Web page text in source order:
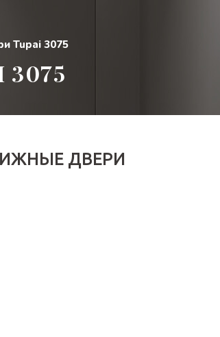
Tupai 3075
ДВЕРИ